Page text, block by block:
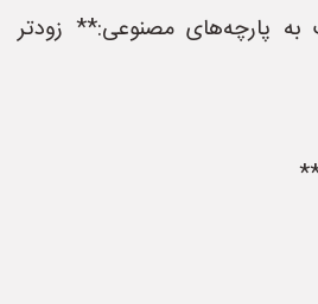
پارچه‌های مصنوعی:** زودتر